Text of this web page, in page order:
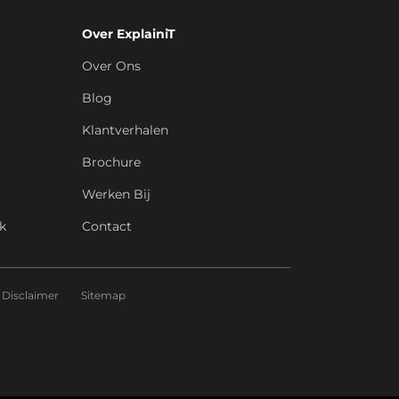
Over ExplainiT
Over Ons
Blog
Klantverhalen
Brochure
Werken Bij
Contact
Disclaimer Sitemap